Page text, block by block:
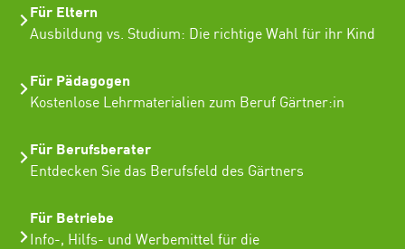
Für Eltern
Ausbildung vs. Studium: Die richtige Wahl für ihr Kind
Für Pädagogen
Kostenlose Lehrmaterialien zum Beruf Gärtner:in
Für Berufsberater
Entdecken Sie das Berufsfeld des Gärtners
Für Betriebe
Info-, Hilfs- und Werbemittel für die